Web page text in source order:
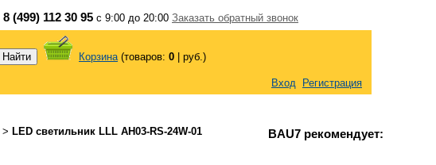
8 (499) 112 30 95 с 9:00 до 20:00 Заказать обратный звонок
Корзина(товаров: 0 руб.)
Вход Регистрация
> LED светильник LLL AH03-RS-24W-01 BAU7 рекомендует: